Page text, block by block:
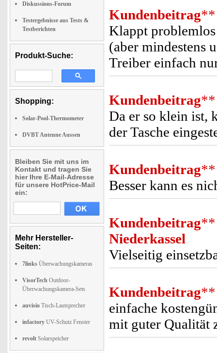
Diskussions-Forum
Testergebnisse aus Tests &
Testberichten
Produkt-Suche:
Shopping:
Solar-Pool-Thermometer
DVBT Antenne Aussen
Bleiben Sie mit uns im
Kontakt und tragen Sie
hier Ihre E-Mail-Adresse
für unsere HotPrice-Mail
ein:
Mehr Hersteller-
Seiten:
7links Überwachungskameras
VisorTech Outdoor-
Überwachungskamera-Sets
auvisio Tisch-Lautsprecher
infactory UV-Schutz Fenster
revolt Solarspeicher
Kundenbeitrag**
Klappt
(aber mindestens
Treiber einfach
Kundenbeitrag**
Da er so klein ist,
der Tasche
Kundenbeitrag**
Besser kann es
Kundenbeitrag**
Niederkassel
Vielseitig
Kundenbeitrag**
einfache
mit guter Qualität